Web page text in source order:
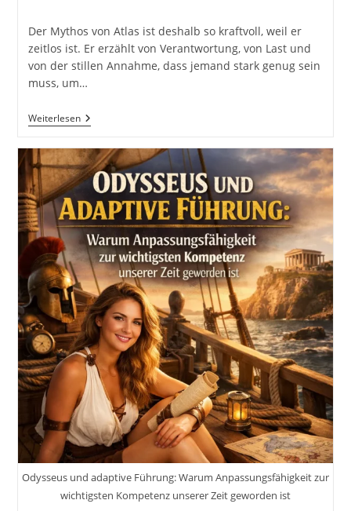
Der Mythos von Atlas ist deshalb so kraftvoll, weil er
zeitlos ist. Er erzählt von Verantwortung, von Last und
von der stillen Annahme, dass jemand stark genug sein
muss, um…
WeiterlesenAtlas
–
Führung:
Wenn
Du
Alles
Trägst
Und
Niemand
Merkt,
Wie
Schwer
Es
Wirklich
Ist
Odysseus und adaptive Führung: Warum Anpassungsfähigkeit zur
wichtigsten Kompetenz unserer Zeit geworden ist